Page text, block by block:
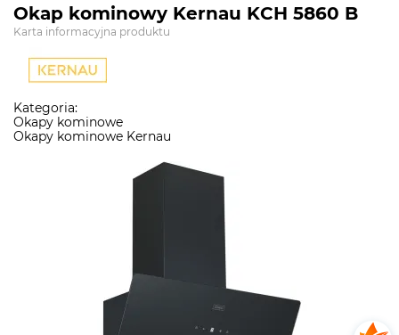
Okap kominowy Kernau KCH 5860 B
Karta informacyjna produktu
Kategoria:
Okapy kominowe
Okapy kominowe Kernau